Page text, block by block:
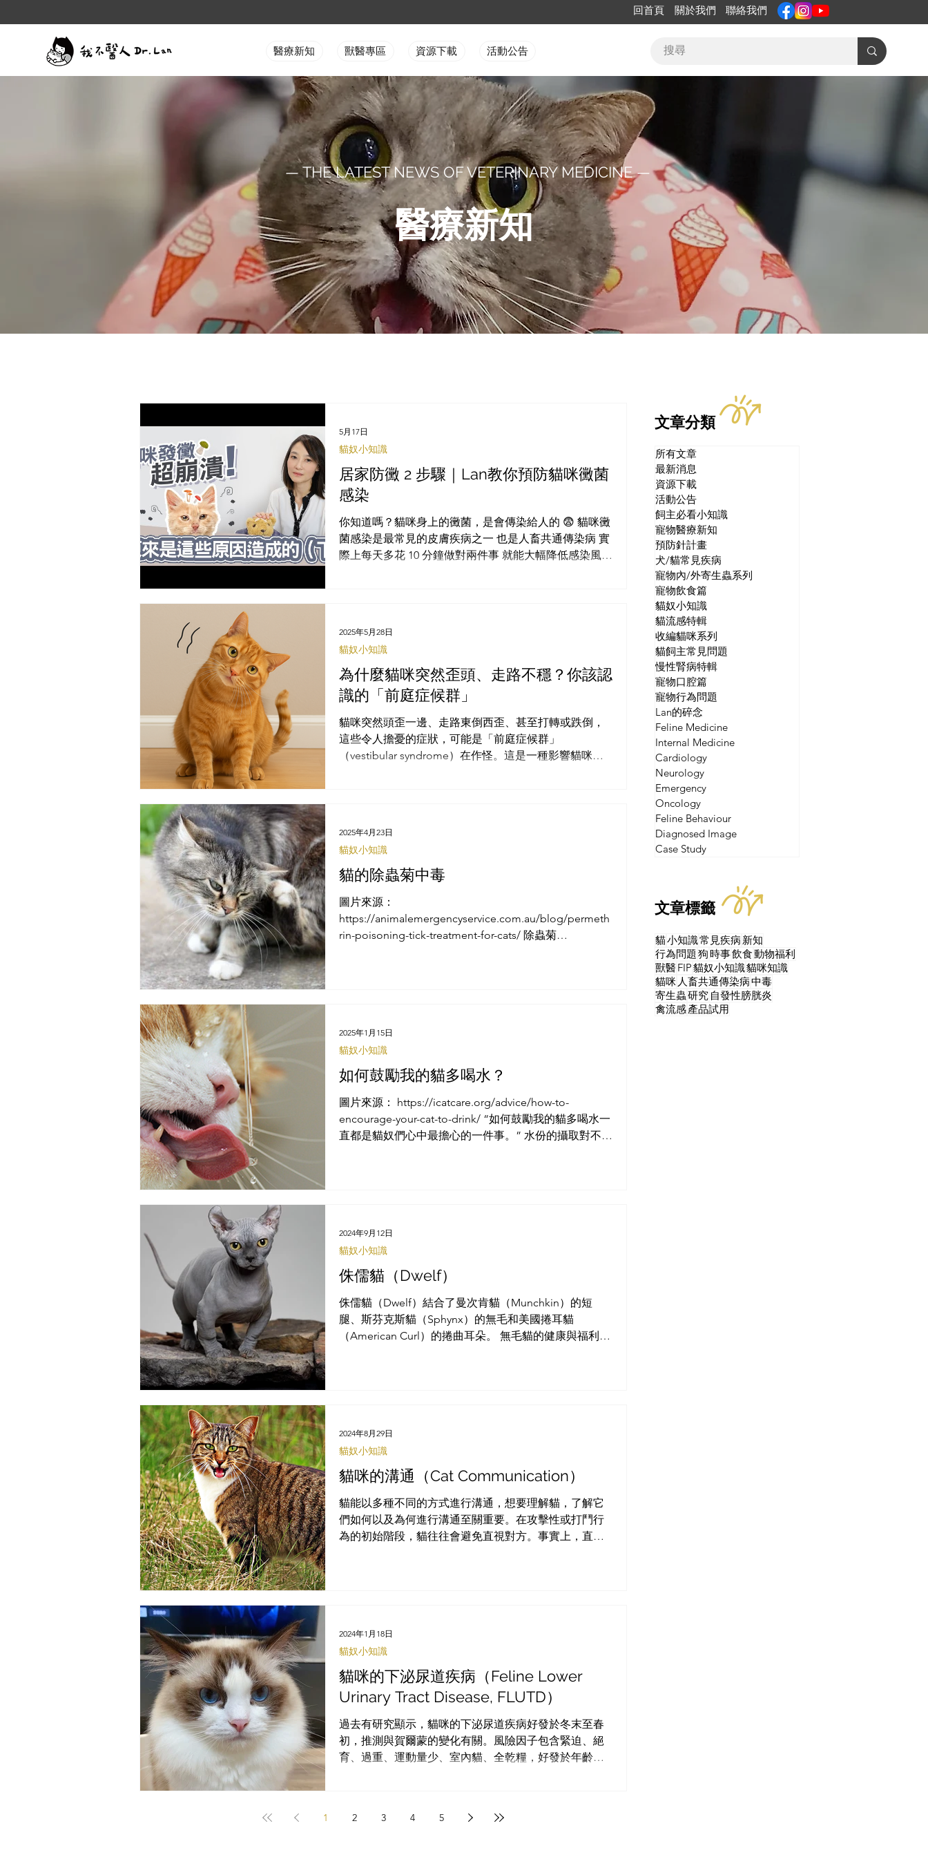
回首頁 關於我們 聯絡我們
醫療新知 獸醫專區 資源下載 活動公告
— THE LATEST NEWS OF VETERINARY MEDICINE —
醫療新知
居家防黴 2 步驟｜Lan教你預防貓咪黴菌
感染
你知道嗎？貓咪身上的黴菌，是會傳染給人的 😨 貓咪黴
菌感染是最常見的皮膚疾病之一 也是人畜共通傳染病 實
際上每天多花 10 分鐘做對兩件事 就能大幅降低感染風險
貓奴小知識
5月17日
為什麼貓咪突然歪頭、走路不穩？你該認
識的「前庭症候群」
貓咪突然頭歪一邊、走路東倒西歪、甚至打轉或跌倒，
這些令人擔憂的症狀，可能是「前庭症候群」
（vestibular syndrome）在作怪。這是一種影響貓咪平
貓奴小知識
2025年5月28日
貓的除蟲菊中毒
圖片來源：
https://animalemergencyservice.com.au/blog/permeth
rin-poisoning-tick-treatment-for-cats/ 除蟲菊
貓奴小知識
2025年4月23日
如何鼓勵我的貓多喝水？
圖片來源： https://icatcare.org/advice/how-to-
encourage-your-cat-to-drink/ “如何鼓勵我的貓多喝水一
直都是貓奴們心中最擔心的一件事。” 水份的攝取對不管
貓奴小知識
2025年1月15日
侏儒貓（Dwelf）
侏儒貓（Dwelf）結合了曼次肯貓（Munchkin）的短
腿、斯芬克斯貓（Sphynx）的無毛和美國捲耳貓
（American Curl）的捲曲耳朵。 無毛貓的健康與福利
貓奴小知識
2024年9月12日
貓咪的溝通（Cat Communication）
貓能以多種不同的方式進行溝通，想要理解貓，了解它
們如何以及為何進行溝通至關重要。在攻擊性或打鬥行
為的初始階段，貓往往會避免直視對方。事實上，直視
貓奴小知識
2024年8月29日
貓咪的下泌尿道疾病（Feline Lower
Urinary Tract Disease, FLUTD）
過去有研究顯示，貓咪的下泌尿道疾病好發於冬末至春
初，推測與賀爾蒙的變化有關。風險因子包含緊迫、絕
育、過重、運動量少、室內貓、全乾糧，好發於年齡為
貓奴小知識
2024年1月18日
1 2 3 4 5
文章分類
所有文章
最新消息
資源下載
活動公告
飼主必看小知識
寵物醫療新知
預防針計畫
犬/貓常見疾病
寵物內/外寄生蟲系列
寵物飲食篇
貓奴小知識
貓流感特輯
收編貓咪系列
貓飼主常見問題
慢性腎病特輯
寵物口腔篇
寵物行為問題
Lan的碎念
Feline Medicine
Internal Medicine
Cardiology
Neurology
Emergency
Oncology
Feline Behaviour
Diagnosed Image
Case Study
文章標籤
貓小知識常見疾病 新知
行為問題狗時事飲食動物福利
獸醫FIP貓奴小知識貓咪知識
貓咪 人畜共通傳染病中毒
寄生蟲研究 自發性膀胱炎
禽流感產品試用